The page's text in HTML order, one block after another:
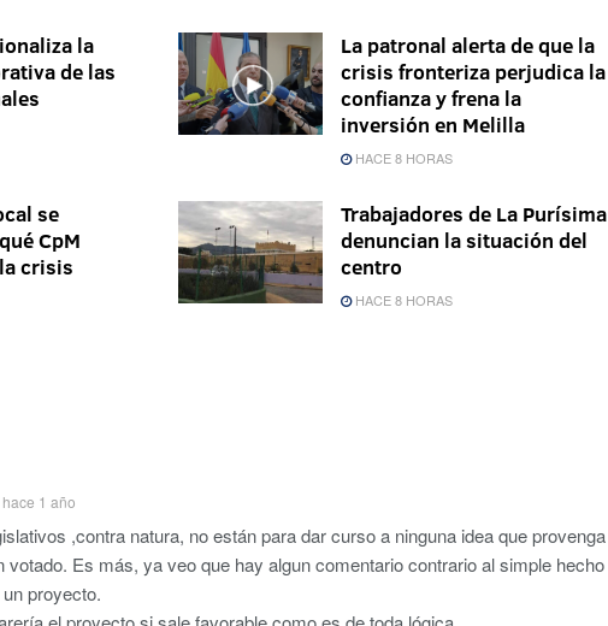
la
de las
La patronal alerta de que la
crisis fronteriza perjudica la
confianza y frena la
inversión en Melilla
HACE 8 HORAS
se
CpM
crisis
Trabajadores de La Purísima
denuncian la situación del
centro
HACE 8 HORAS
hace 1 año
,contra natura, no están para dar curso a ninguna idea que provenga
votado. Es más, ya veo que hay algun comentario contrario al simple hecho
proyecto.